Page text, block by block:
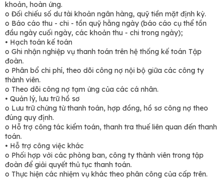
khoản, hoàn ứng.
o Đối chiếu số dư tài khoản ngân hàng, quỹ tiền mặt định kỳ.
o Báo cáo thu - chi - tồn quỹ hằng ngày (báo cáo cụ thể tồn
đầu ngày cuối ngày, các khoản thu - chi trong ngày);
• Hạch toán kế toán
o Ghi nhận nghiệp vụ thanh toán trên hệ thống kế toán Tập
đoàn.
o Phân bổ chi phí, theo dõi công nợ nội bộ giữa các công ty
thành viên.
o Theo dõi công nợ tạm ứng của các cá nhân.
• Quản lý, lưu trữ hồ sơ
o Lưu trữ chứng từ thanh toán, hợp đồng, hồ sơ công nợ theo
đúng quy định.
o Hỗ trợ công tác kiểm toán, thanh tra thuế liên quan đến thanh
toán.
• Hỗ trợ công việc khác
o Phối hợp với các phòng ban, công ty thành viên trong tập
đoàn để giải quyết thủ tục thanh toán.
o Thực hiện các nhiệm vụ khác theo phân công của cấp trên.